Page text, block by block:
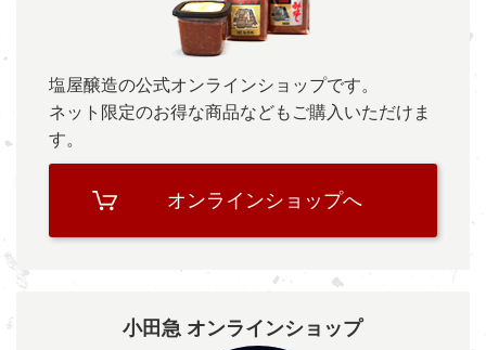
塩屋醸造の公式オンラインショップです。
ネット限定のお得な商品などもご購入いただけま
す。
オンラインショップへ
小田急 オンラインショップ